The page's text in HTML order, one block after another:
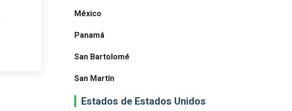
México
Panamá
San Bartolomé
San Martín
Estados de Estados Unidos